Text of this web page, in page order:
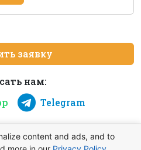
заявку
нам:
Telegram
content and ads, and to